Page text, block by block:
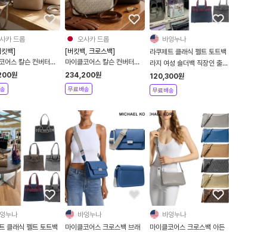
카 드롭
백]
어스 칼슨 컨버터블
로스바디 스몰 레더
로스백 숄더백
원
오사카 드롭
[버킷백, 크로스백]
마이클코어스 칼슨 컨버터블
버킷백 MK 로고 시그니처 크
로스바디 스몰 크로스백 숄더
백
234,200원
무료배송
바잉누나
라쿠제트 클래식 펠트 토트백
라지 여성 숄더백 직장인 출근
정장 데일리 수납 가방
120,300원
무료배송
누나
클래식 펠트 토트백
바잉누나
마이클코어스 크로스백 브래
바잉누나
마이클코어스 크로스백 아든